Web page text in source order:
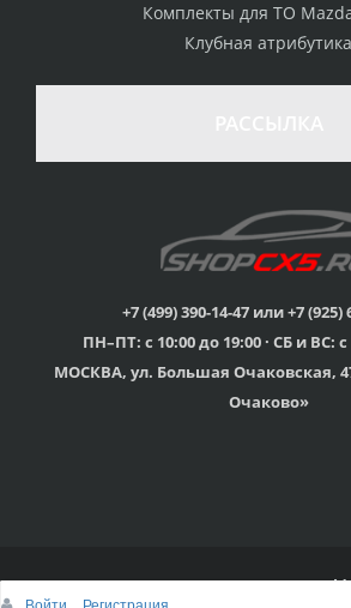
Комплекты для ТО
Клубная атрибутика
+7 (499) 390-14-47 или +7 (925)
ПН–ПТ: с 10:00 до 19:00 · СБ и ВС: с
МОСКВА, ул. Большая Очаковская,
Очаково»
© 2015г-2025г., Клубный магазин
Войти Регистрация